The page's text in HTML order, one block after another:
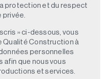
protection et du respect
privée.
» ci-dessous, vous
Qualité Construction à
personnelles
que nous vous
et services.